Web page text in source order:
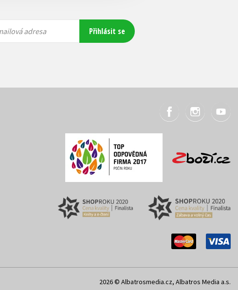
adresa Přihlásit se
2026 © Albatrosmedia.cz, Albatros Media a.s.